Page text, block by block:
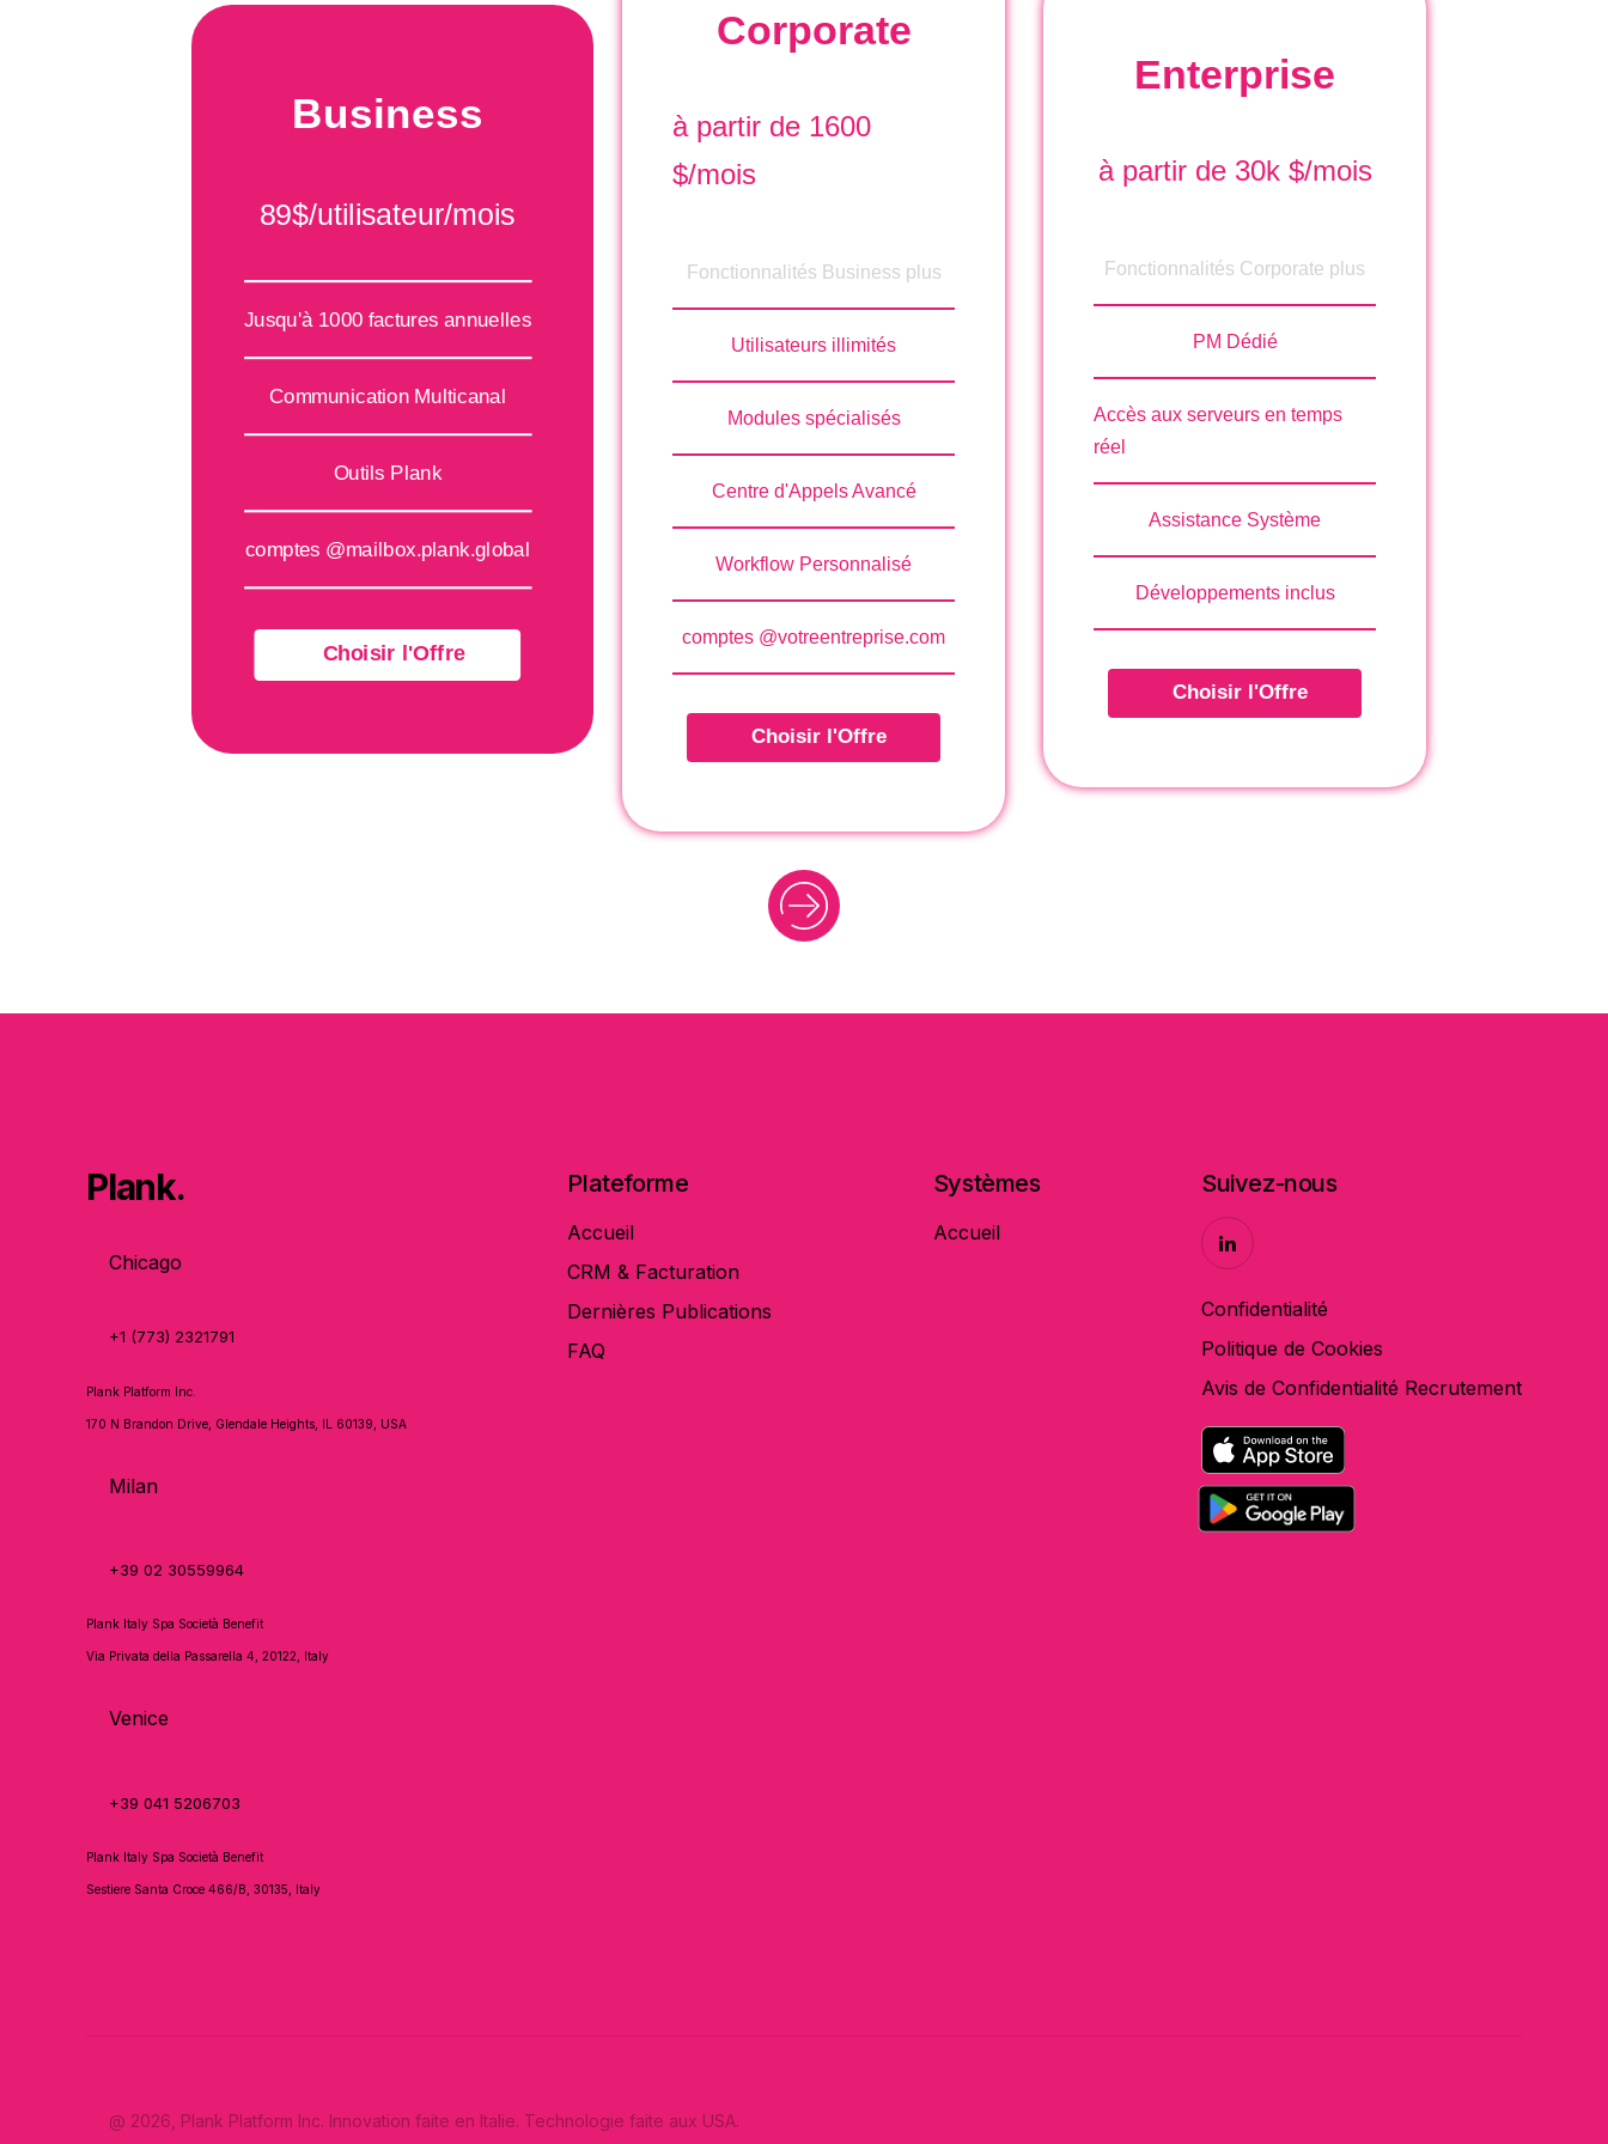
Service Client
Plank pour les Utilities
Banking
Ressources Humaines
Plank Wall
Systèmes
Sécurité
Plank Wall
Support
État des Services
Contactez-nous
IL 60139, USA
Sestiere Santa Croce 466/B, 30135, Italy
Linkedin
Contactez-nous
info@mailbox.plank.global
Business
89$/utilisateur/mois
Jusqu'à 1000 factures annuelles
Communication Multicanal
Outils Plank
comptes @mailbox.plank.global
Choisir l'Offre
Corporate
à partir de 1600
$/mois
Fonctionnalités Business plus
Utilisateurs illimités
Modules spécialisés
Centre d'Appels Avancé
Workflow Personnalisé
comptes @votreentreprise.com
Choisir l'Offre
Enterprise
à partir de 30k $/mois
Fonctionnalités Corporate plus
PM Dédié
Accès aux serveurs en temps
réel
Assistance Système
Développements inclus
Choisir l'Offre
Plank.
Chicago
+1 (773) 2321791
Plank Platform Inc.
170 N Brandon Drive, Glendale Heights, IL 60139, USA
Milan
+39 02 30559964
Plank Italy Spa Società Benefit
Via Privata della Passarella 4, 20122, Italy
Venice
+39 041 5206703
Plank Italy Spa Società Benefit
Sestiere Santa Croce 466/B, 30135, Italy
Plateforme
Accueil
CRM & Facturation
Dernières Publications
FAQ
Systèmes
Accueil
Suivez-nous
Confidentialité
Politique de Cookies
Avis de Confidentialité Recrutement
@ 2026, Plank Platform Inc. Innovation faite en Italie. Technologie faite aux USA.